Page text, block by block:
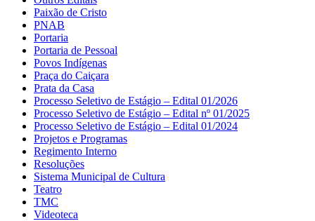
Paixão de Cristo
PNAB
Portaria
Portaria de Pessoal
Povos Indígenas
Praça do Caiçara
Prata da Casa
Processo Seletivo de Estágio – Edital 01/2026
Processo Seletivo de Estágio – Edital nº 01/2025
Processo Seletivo de Estágio – Edital 01/2024
Projetos e Programas
Regimento Interno
Resoluções
Sistema Municipal de Cultura
Teatro
TMC
Videoteca